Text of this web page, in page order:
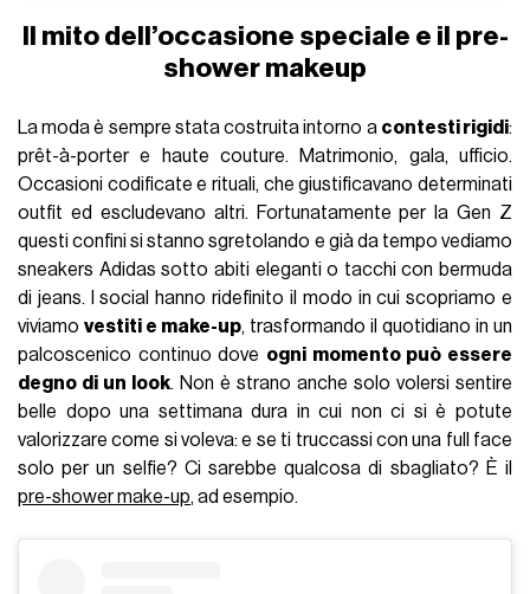
Il mito dell’occasione speciale e il pre-
shower makeup
La moda è sempre stata costruita intorno a contesti rigidi:
prêt-à-porter e haute couture. Matrimonio, gala, ufficio.
Occasioni codificate e rituali, che giustificavano determinati
outfit ed escludevano altri. Fortunatamente per la Gen Z
questi confini si stanno sgretolando e già da tempo vediamo
sneakers Adidas sotto abiti eleganti o tacchi con bermuda
di jeans. I social hanno ridefinito il modo in cui scopriamo e
viviamovestiti e make-up, trasformando il quotidiano in un
palcoscenico continuo dove ogni momento può essere
degno di un look. Non è strano anche solo volersi sentire
belle dopo una settimana dura in cui non ci si è potute
valorizzare come si voleva: e se ti truccassi con una full face
solo per un selfie? Ci sarebbe qualcosa di sbagliato? È il
pre-shower make-up, ad esempio.